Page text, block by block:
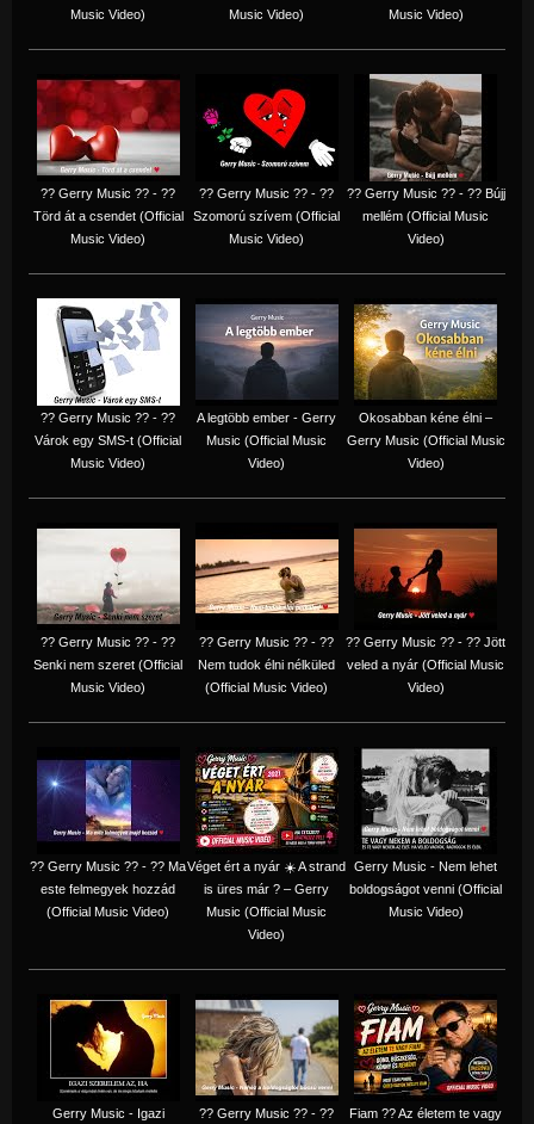
Music Video)
Music Video)
Music Video)
?? Gerry Music ?? - ??
Törd át a csendet (Official
Music Video)
?? Gerry Music ?? - ??
Szomorú szívem (Official
Music Video)
?? Gerry Music ?? - ?? Bújj
mellém (Official Music
Video)
?? Gerry Music ?? - ??
Várok egy SMS-t (Official
Music Video)
A legtöbb ember - Gerry
Music (Official Music
Video)
Okosabban kéne élni –
Gerry Music (Official Music
Video)
?? Gerry Music ?? - ??
Senki nem szeret (Official
Music Video)
?? Gerry Music ?? - ??
Nem tudok élni nélküled
(Official Music Video)
?? Gerry Music ?? - ?? Jött
veled a nyár (Official Music
Video)
?? Gerry Music ?? - ?? Ma
este felmegyek hozzád
(Official Music Video)
Véget ért a nyár ☀️ A strand
is üres már ? – Gerry
Music (Official Music
Video)
Gerry Music - Nem lehet
boldogságot venni (Official
Music Video)
Gerry Music - Igazi
?? Gerry Music ?? - ??
Fiam ?‍? Az életem te vagy